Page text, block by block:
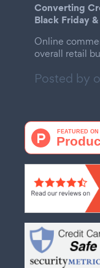
Converting
Black Friday
Online
overall retail
Posted by